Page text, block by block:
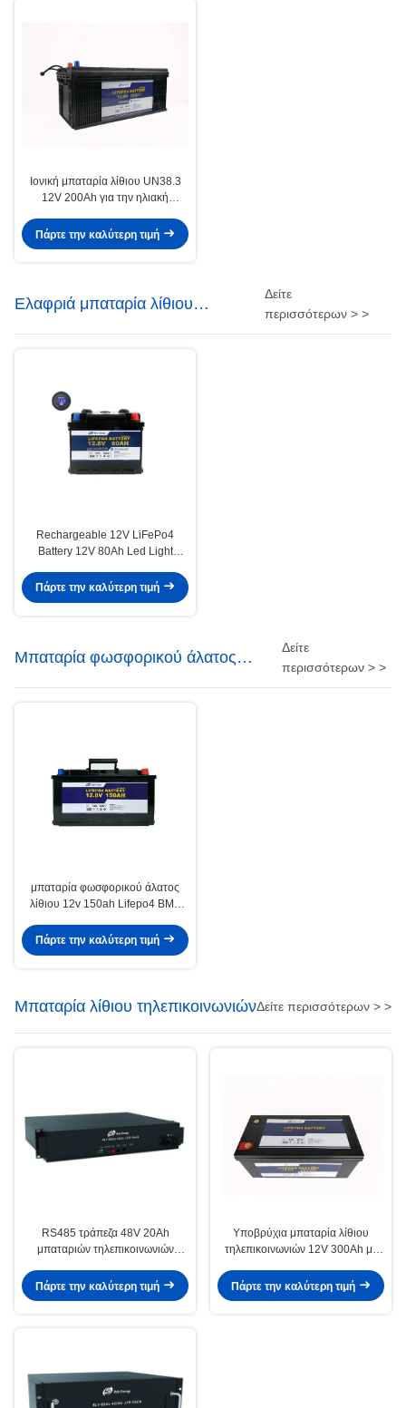
Ιονική μπαταρία λίθιου UN38.3
12V 200Ah για την ηλιακή
Πάρτε την καλύτερη τιμή
Ελαφριά μπαταρία λίθιου
οδηγήσεων
Δείτε
περισσότερων > >
Rechargeable 12V LiFePo4
Battery 12V 80Ah Led Light
tricycle
Πάρτε την καλύτερη τιμή
Μπαταρία φωσφορικού άλατος
σιδήρου λίθιου
Δείτε
περισσότερων > >
μπαταρία φωσφορικού άλατος
λίθιου 12v 150ah Lifepo4 BMS
δύναμης
Πάρτε την καλύτερη τιμή
Μπαταρία λίθιου τηλεπικοινωνιώνΔείτε περισσότερων > >
RS485 τράπεζα 48V 20Ah
μπαταριών τηλεπικοινωνιών
δείκτες των οδηγήσεων
Πάρτε την καλύτερη τιμή
Υποβρύχια μπαταρία λίθιου
τηλεπικοινωνιών 12V 300Ah με
Πάρτε την καλύτερη τιμή